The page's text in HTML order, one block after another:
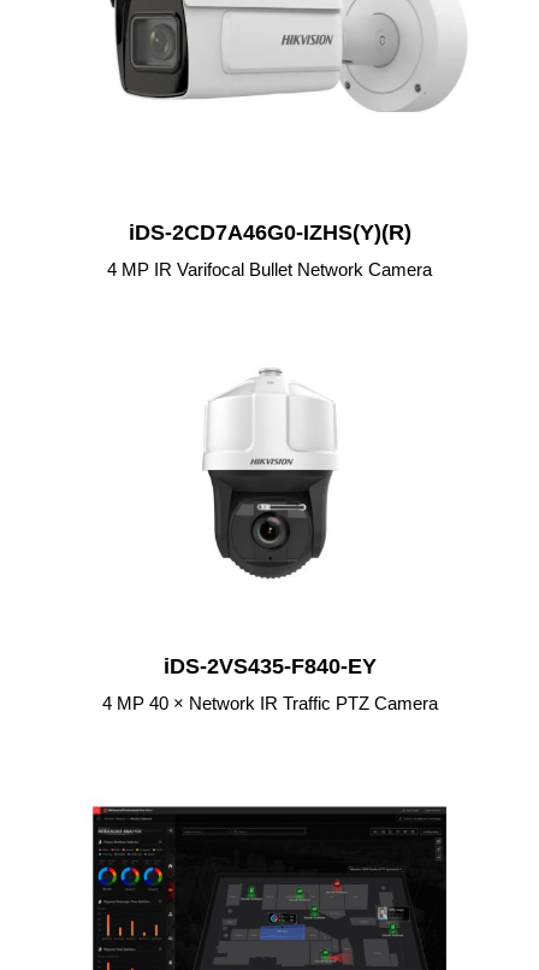
iDS-2CD7A46G0-IZHS(Y)(R)
4 MP IR Varifocal Bullet Network Camera
iDS-2VS435-F840-EY
4 MP 40 × Network IR Traffic PTZ Camera